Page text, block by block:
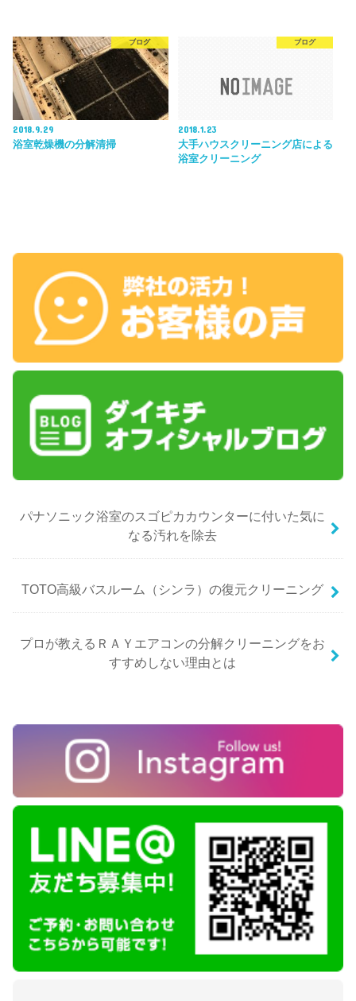
ブログ
2018.9.29
浴室乾燥機の分解清掃
ブログ
2018.1.23
大手ハウスクリーニング店による
浴室クリーニング
パナソニック浴室のスゴピカカウンターに付いた気に
なる汚れを除去
TOTO高級バスルーム（シンラ）の復元クリーニング
プロが教えるＲＡＹエアコンの分解クリーニングをお
すすめしない理由とは